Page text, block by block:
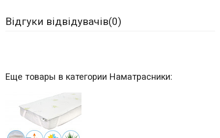
Відгуки відвідувачів(0)
Еще товары в категории Наматрасники: